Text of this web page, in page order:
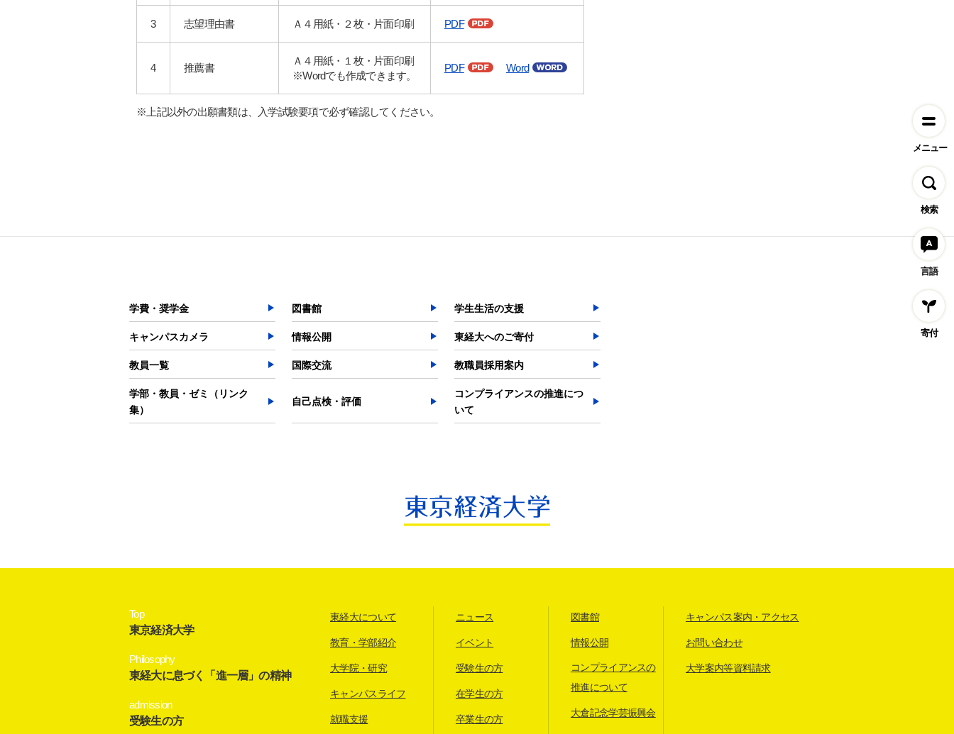
メニュー
検索
言語
寄付
サイト内検索
各種証明書の発行
各種手続
TKUポータル
奨学金
3 志望理由書 Ａ４用紙・２枚・片面印刷 PDF
4 推薦書
Ａ４用紙・１枚・片面印刷
※Wordでも作成できます。
PDF Word
※上記以外の出願書類は、入学試験要項で必ず確認してください。
学費・奨学金 図書館 学生生活の支援
キャンパスカメラ 情報公開 東経大へのご寄付
教員一覧 国際交流 教職員採用案内
学部・教員・ゼミ（リンク
集）
自己点検・評価
コンプライアンスの推進につ
いて
Top
東京経済大学
Philosophy
東経大に息づく「進一層」の精神
admission
受験生の方
東経大について
教育・学部紹介
大学院・研究
キャンパスライフ
就職支援
ニュース
イベント
受験生の方
在学生の方
卒業生の方
図書館
情報公開
コンプライアンスの
推進について
大倉記念学芸振興会
キャンパス案内・アクセス
お問い合わせ
大学案内等資料請求